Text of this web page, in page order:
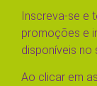
Inscreva-se e
promoções e
disponíveis no
Ao clicar em